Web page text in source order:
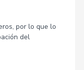
por lo que lo
del